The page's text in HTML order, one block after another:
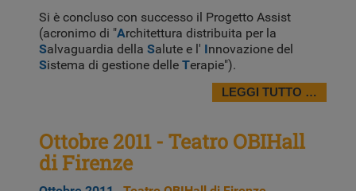
Si è concluso con successo il Progetto Assist
(acronimo di "Architettura distribuita per la
Salvaguardia della Salute e l' Innovazione del
Sistema di gestione delle Terapie").
LEGGI TUTTO …
Ottobre 2011 - Teatro OBIHall
di Firenze